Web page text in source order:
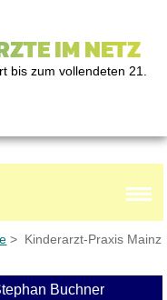
IM NETZ
bis zum vollendeten 21.
> Kinderarzt-Praxis Mainz
Buchner